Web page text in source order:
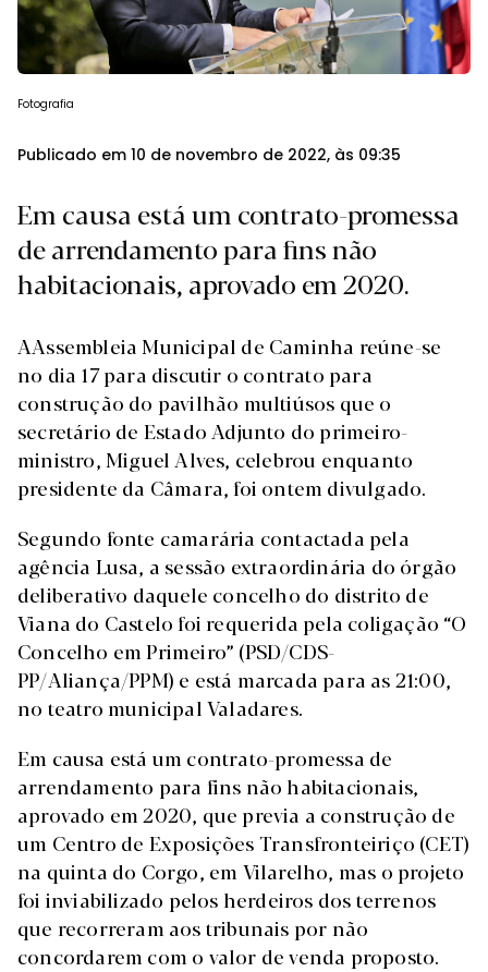
Fotografia
Publicado em 10 de novembro de 2022, às 09:35
Em causa está um contrato-promessa
de arrendamento para fins não
habitacionais, aprovado em 2020.
AAssembleia Municipal de Caminha reúne-se
no dia 17 para discutir o contrato para
construção do pavilhão multiúsos que o
secretário de Estado Adjunto do primeiro-
ministro, Miguel Alves, celebrou enquanto
presidente da Câmara, foi ontem divulgado.
Segundo fonte camarária contactada pela
agência Lusa, a sessão extraordinária do órgão
deliberativo daquele concelho do distrito de
Viana do Castelo foi requerida pela coligação “O
Concelho em Primeiro” (PSD/CDS-
PP/Aliança/PPM) e está marcada para as 21:00,
no teatro municipal Valadares.
Em causa está um contrato-promessa de
arrendamento para fins não habitacionais,
aprovado em 2020, que previa a construção de
um Centro de Exposições Transfronteiriço (CET)
na quinta do Corgo, em Vilarelho, mas o projeto
foi inviabilizado pelos herdeiros dos terrenos
que recorreram aos tribunais por não
concordarem com o valor de venda proposto.